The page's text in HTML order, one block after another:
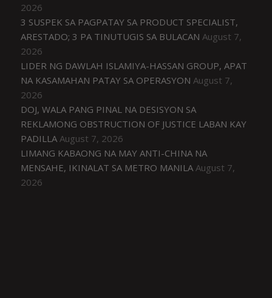
2026
3 SUSPEK SA PAGPATAY SA PRODUCT SPECIALIST,
ARESTADO; 3 PA TINUTUGIS SA BULACAN August 7,
2026
LIDER NG DAWLAH ISLAMIYA-HASSAN GROUP, APAT
NA KASAMAHAN PATAY SA OPERASYON August 7,
2026
DOJ, WALA PANG PINAL NA DESISYON SA
REKLAMONG OBSTRUCTION OF JUSTICE LABAN KAY
PADILLA August 7, 2026
LIMANG KABAONG NA MAY ANTI-CHINA NA
MENSAHE, IKINALAT SA METRO MANILA August 7,
2026